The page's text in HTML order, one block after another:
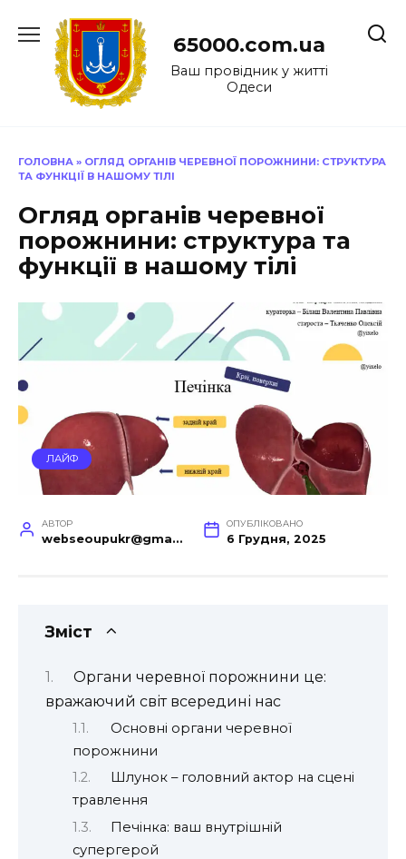
до
65000.com.ua
Ваш провідник у житті
Одеси
ГОЛОВНА » ОГЛЯД ОРГАНІВ ЧЕРЕВНОЇ ПОРОЖНИНИ: СТРУКТУРА
ТА ФУНКЦІЇ В НАШОМУ ТІЛІ
Огляд органів черевної
порожнини: структура та
функції в нашому тілі
ЛАЙФ
АВТОР
webseoupukr@gmail.com
ОПУБЛІКОВАНО
6 Грудня, 2025
Зміст
Органи черевної порожнини це:
вражаючий світ всередині нас
Основні органи черевної
порожнини
Шлунок – головний актор на сцені
травлення
Печінка: ваш внутрішній
супергерой